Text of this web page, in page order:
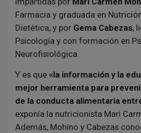
Farmacia y graduada en
Dietética, y por Gema Cabezas,
Psicología y con formación en
Neurofisiológica.
Y es que «la información y la
mejor herramienta para
de la conducta alimentaria
exponía la nutricionista Mari
Además, Mohíno y Cabezas